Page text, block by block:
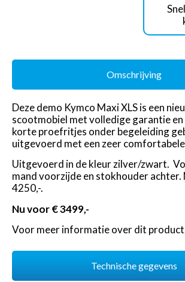
Omschrijving
Technische gegevens
Deze demo Kymco Maxi XLS is een
scootmobiel met volledige garantie
korte proefritjes onder begeleiding
uitgevoerd met een zeer
Uitgevoerd in de kleur zilver/zwart.
mand voorzijde en stokhouder achter.
4250,-.
Nu voor € 3499,-
Voor meer informatie over dit